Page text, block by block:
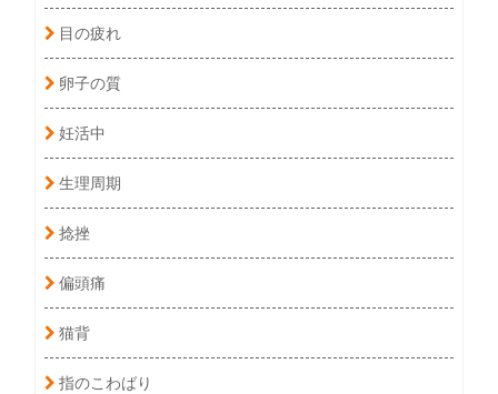
目の疲れ
卵子の質
妊活中
生理周期
捻挫
偏頭痛
猫背
指のこわばり